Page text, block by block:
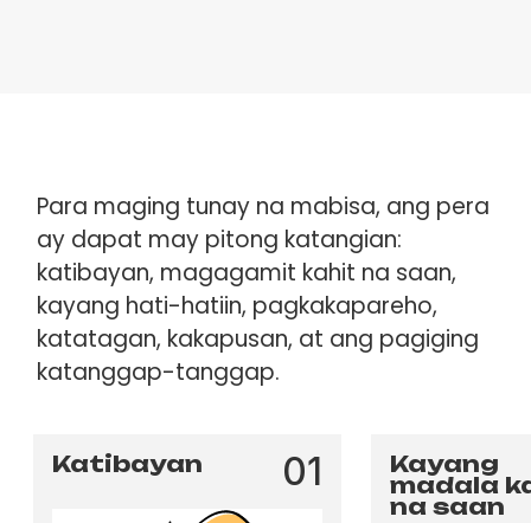
Para maging tunay na mabisa, ang pera
ay dapat may pitong katangian:
katibayan, magagamit kahit na saan,
kayang hati-hatiin, pagkakapareho,
katatagan, kakapusan, at ang pagiging
katanggap-tanggap.
Katibayan 01 Kayang
madala
na saan